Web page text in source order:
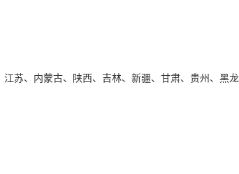
苏、内蒙古、陕西、吉林、新疆、甘肃、贵州、黑